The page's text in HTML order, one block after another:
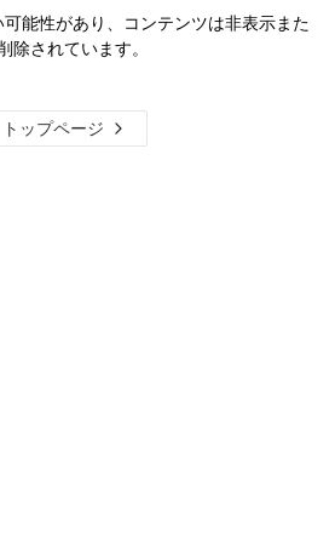
能性があり、コンテンツは非表示また
除されています。
トップページ